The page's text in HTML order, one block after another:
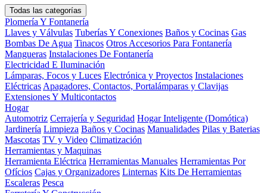
Todas las categorías
Plomería Y Fontanería
Llaves y Válvulas Tuberías Y Conexiones Baños y Cocinas Gas
Bombas De Agua Tinacos Otros Accesorios Para Fontanería
Mangueras Instalaciones De Fontanería
Electricidad E Iluminación
Lámparas, Focos y Luces Electrónica y Proyectos Instalaciones
Eléctricas Apagadores, Contactos, Portalámparas y Clavijas
Extensiones Y Multicontactos
Hogar
Automotriz Cerrajería y Seguridad Hogar Inteligente (Domótica)
Jardinería Limpieza Baños y Cocinas Manualidades Pilas y Baterias
Mascotas TV y Video Climatización
Herramientas y Maquinas
Herramienta Eléctrica Herramientas Manuales Herramientas Por
Ofícios Cajas y Organizadores Linternas Kits De Herramientas
Escaleras Pesca